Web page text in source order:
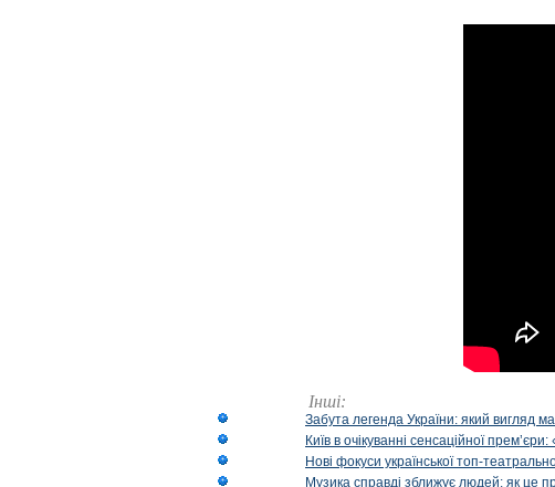
Інші:
Забута легенда України: який вигляд
Київ в очікуванні сенсаційної
Нові фокуси української топ-
Музика справді зближує людей: як це